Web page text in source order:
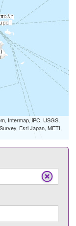
Intermap, iPC, USGS,
Esri Japan, METI,